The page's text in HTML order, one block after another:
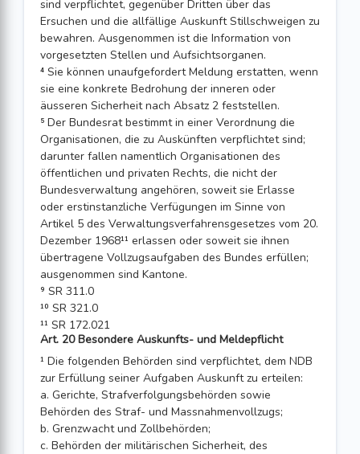
sind verpflichtet, gegenüber Dritten über das
Ersuchen und die allfällige Auskunft Stillschweigen zu
bewahren. Ausgenommen ist die Information von
vorgesetzten Stellen und Aufsichtsorganen.
⁴ Sie können unaufgefordert Meldung erstatten, wenn
sie eine konkrete Bedrohung der inneren oder
äusseren Sicherheit nach Absatz 2 feststellen.
⁵ Der Bundesrat bestimmt in einer Verordnung die
Organisationen, die zu Auskünften verpflichtet sind;
darunter fallen namentlich Organisationen des
öffentlichen und privaten Rechts, die nicht der
Bundesverwaltung angehören, soweit sie Erlasse
oder erstinstanzliche Verfügungen im Sinne von
Artikel 5 des Verwaltungsverfahrensgesetzes vom 20.
Dezember 1968¹¹ erlassen oder soweit sie ihnen
übertragene Vollzugsaufgaben des Bundes erfüllen;
ausgenommen sind Kantone.
⁹ SR 311.0
¹⁰ SR 321.0
¹¹ SR 172.021
Art. 20 Besondere Auskunfts- und Meldepflicht
¹ Die folgenden Behörden sind verpflichtet, dem NDB
zur Erfüllung seiner Aufgaben Auskunft zu erteilen:
a. Gerichte, Strafverfolgungsbehörden sowie
Behörden des Straf- und Massnahmenvollzugs;
b. Grenzwacht und Zollbehörden;
c. Behörden der militärischen Sicherheit, des